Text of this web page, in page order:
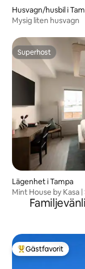
Husvagn/husbil i
Mysig liten husvagn
Superhost
Superhost
Lägenhet i Tampa
Mint House by Kasa
Populär gästfavorit
Gästfavorit